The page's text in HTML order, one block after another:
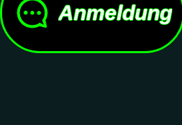
Anmeldung